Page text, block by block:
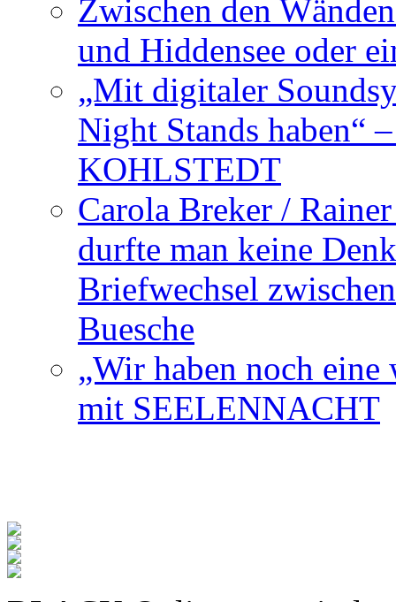
Zwischen den
und Hiddensee oder
„Mit digitaler
Night Stands haben“
KOHLSTEDT
Carola Breker /
durfte man keine
Briefwechsel
Buesche
„Wir haben noch
mit SEELENNACHT